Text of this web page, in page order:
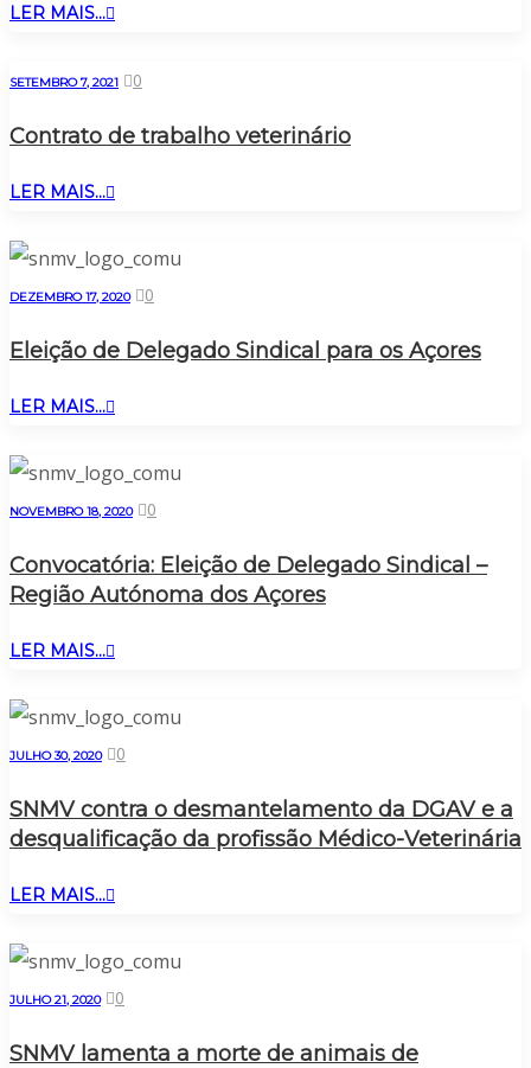
LER MAIS...
SETEMBRO 7, 2021 0
Contrato de trabalho veterinário
LER MAIS...
DEZEMBRO 17, 2020 0
Eleição de Delegado Sindical para os Açores
LER MAIS...
NOVEMBRO 18, 2020 0
Convocatória: Eleição de Delegado Sindical –
Região Autónoma dos Açores
LER MAIS...
JULHO 30, 2020 0
SNMV contra o desmantelamento da DGAV e a
desqualificação da profissão Médico-Veterinária
LER MAIS...
JULHO 21, 2020 0
SNMV lamenta a morte de animais de